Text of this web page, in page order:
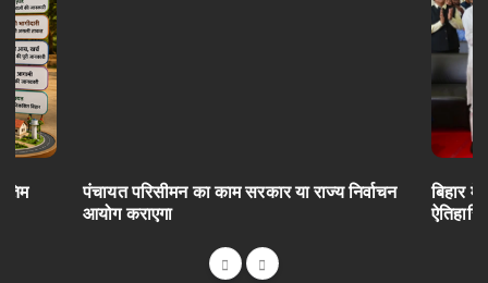
पंचायत परिसीमन का काम सरकार या राज्य निर्वाचन
आयोग कराएगा
बिहार